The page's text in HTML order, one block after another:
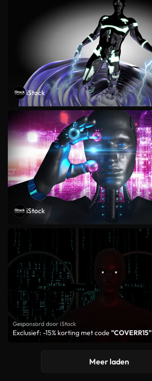
iStock
iStock
Gesponsord door iStock
Exclusief: -15% korting met code "COVERR15"
Meer laden